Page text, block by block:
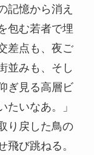
記憶から消え
包む若者で埋
差点も、夜ご
並みも、そし
ぎ見る高層ビ
たいなあ。」
り戻した鳥の
飛び跳ねる。